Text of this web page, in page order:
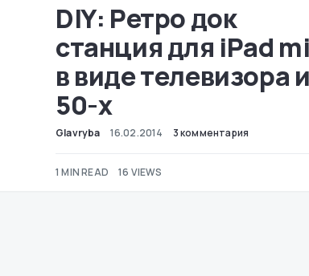
DIY: Ретро док
станция для iPad
в виде телевизора
50-х
Glavryba 16.02.2014 3 комментария
1 MIN READ 16 VIEWS